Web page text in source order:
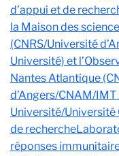
d’appui et de
la Maison des
(CNRS/Université
Université) et
Nantes Atlantique
d’Angers/CNAM/
Université/Université
de recherche
réponses